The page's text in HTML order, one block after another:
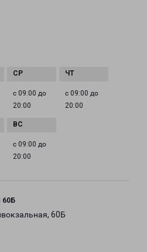
с 09:00 до
20:00
с 09:00 до
20:00
с 09:00 до
20:00
60Б